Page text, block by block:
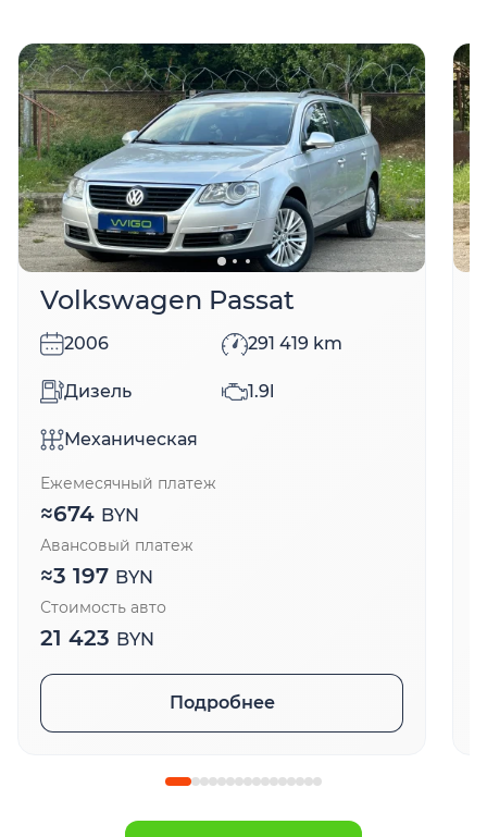
Volkswagen Passat
2006 291 419 km
Дизель 1.9l
Механическая
Ежемесячный платеж
≈674 BYN
Авансовый платеж
≈3 197 BYN
Стоимость авто
21 423 BYN
Подробнее